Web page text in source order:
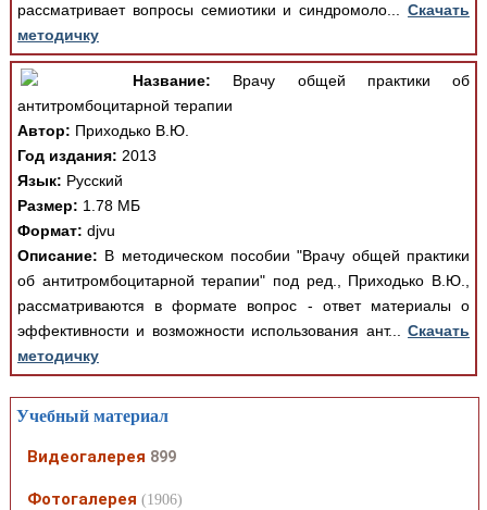
рассматривает вопросы семиотики и синдромоло...Скачать
методичку
Название: Врачу общей практики об
антитромбоцитарной терапии
Автор: Приходько В.Ю.
Год издания: 2013
Язык: Русский
Размер: 1.78 МБ
Формат: djvu
Описание: В методическом пособии "Врачу общей практики
об антитромбоцитарной терапии" под ред., Приходько В.Ю.,
рассматриваются в формате вопрос - ответ материалы о
эффективности и возможности использования ант...Скачать
методичку
Учебный материал
Видеогалерея 899
Фотогалерея (1906)